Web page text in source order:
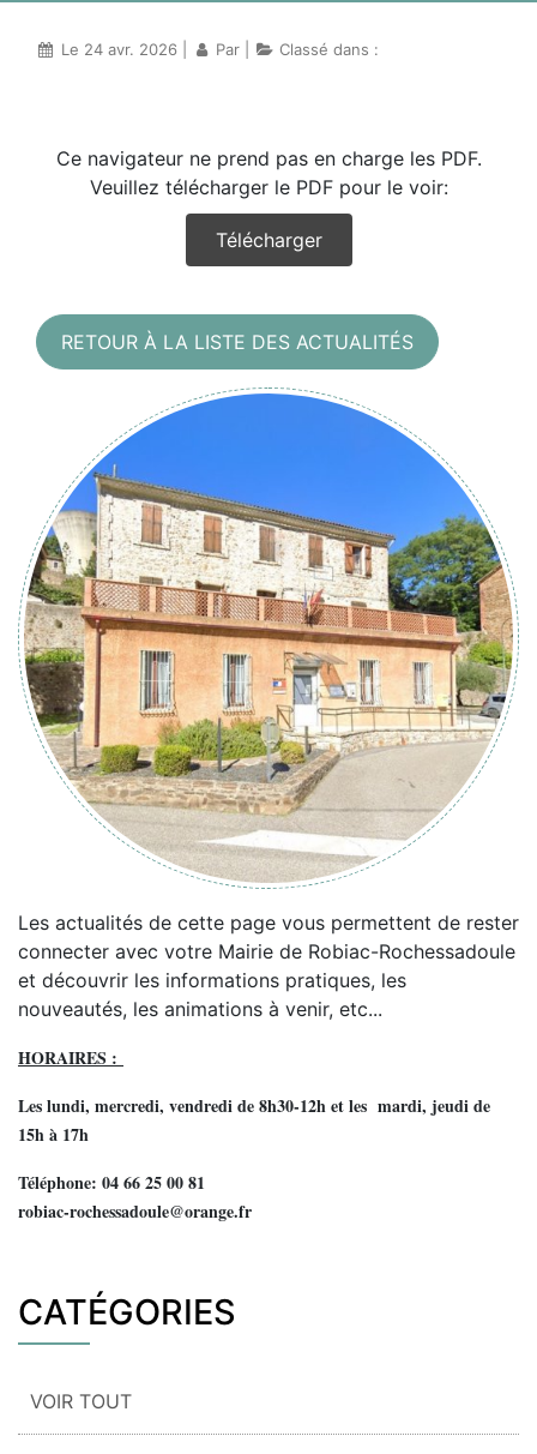
Le 24 avr. 2026 | Par Classé dans :
Ce navigateur ne prend pas en charge les PDF.
Veuillez télécharger le PDF pour le voir:
Télécharger
RETOUR À LA LISTE DES ACTUALITÉS
Les actualités de cette page vous permettent de rester
connecter avec votre Mairie de Robiac-Rochessadoule
et découvrir les informations pratiques, les
nouveautés, les animations à venir, etc...
HORAIRES :
Les lundi, mercredi, vendredi de 8h30-12h et les mardi, jeudi de
15h à 17h
Téléphone: 04 66 25 00 81
robiac-rochessadoule@orange.fr
CATÉGORIES
VOIR TOUT